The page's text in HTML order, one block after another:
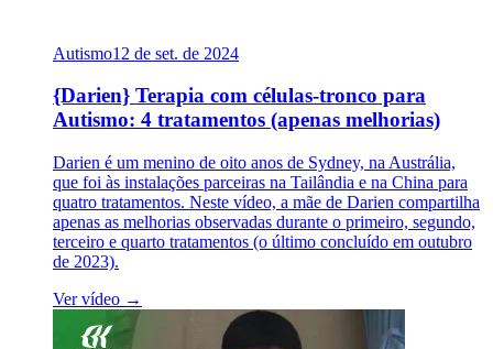
Autismo12 de set. de 2024
{Darien} Terapia com células-tronco para
Autismo: 4 tratamentos (apenas melhorias)
Darien é um menino de oito anos de Sydney, na Austrália,
que foi às instalações parceiras na Tailândia e na China para
quatro tratamentos. Neste vídeo, a mãe de Darien compartilha
apenas as melhorias observadas durante o primeiro, segundo,
terceiro e quarto tratamentos (o último concluído em outubro
de 2023).
Ver vídeo →